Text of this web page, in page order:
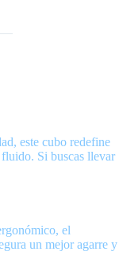
este cubo redefine
Si buscas llevar
el
un mejor agarre y